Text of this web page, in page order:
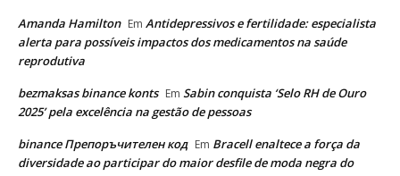
Amanda Hamilton Em Antidepressivos e fertilidade: especialista
alerta para possíveis impactos dos medicamentos na saúde
reprodutiva
bezmaksas binance konts Em Sabin conquista ‘Selo RH de Ouro
2025’ pela excelência na gestão de pessoas
binance Препоръчителен код Em Bracell enaltece a força da
diversidade ao participar do maior desfile de moda negra do